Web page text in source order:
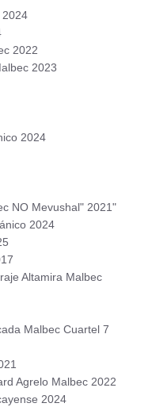
2024
2022
2023
2024
NO Mevushal" 2021"
2024
Altamira Malbec
Malbec Cuartel 7
Agrelo Malbec 2022
2024